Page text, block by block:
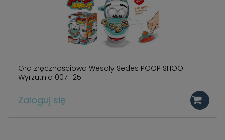
Gra zręcznościowa Wesoły Sedes POOP SHOOT +
Wyrzutnia 007-125
Zaloguj się